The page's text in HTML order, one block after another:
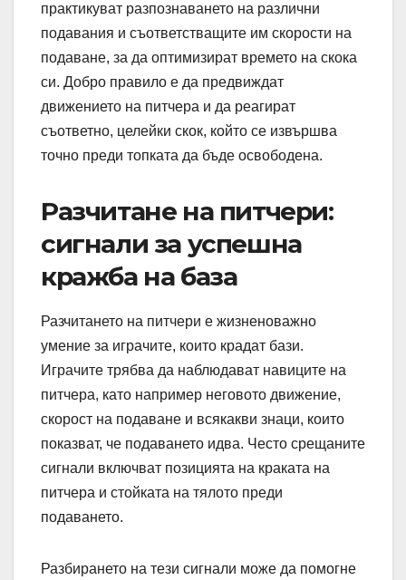
практикуват разпознаването на различни
подавания и съответстващите им скорости на
подаване, за да оптимизират времето на скока
си. Добро правило е да предвиждат
движението на питчера и да реагират
съответно, целейки скок, който се извършва
точно преди топката да бъде освободена.
Разчитане на питчери:
сигнали за успешна
кражба на база
Разчитането на питчери е жизненоважно
умение за играчите, които крадат бази.
Играчите трябва да наблюдават навиците на
питчера, като например неговото движение,
скорост на подаване и всякакви знаци, които
показват, че подаването идва. Често срещаните
сигнали включват позицията на краката на
питчера и стойката на тялото преди
подаването.
Разбирането на тези сигнали може да помогне